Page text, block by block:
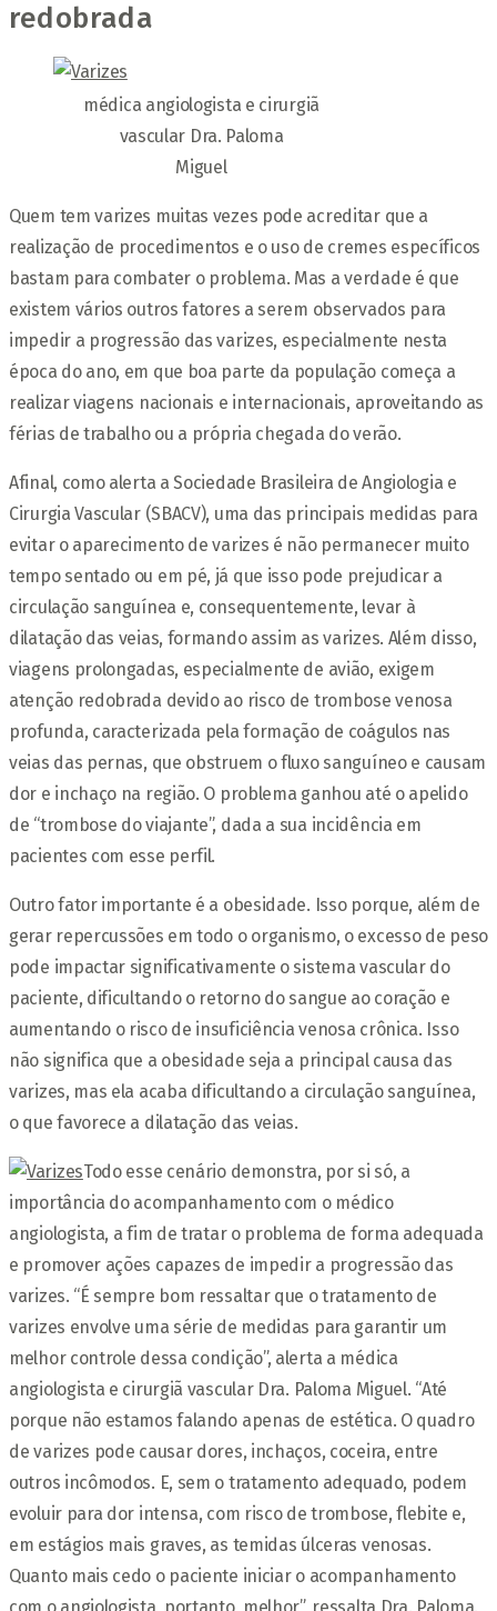
redobrada
médica angiologista e cirurgiã
vascular Dra. Paloma
Miguel
Quem tem varizes muitas vezes pode acreditar que a
realização de procedimentos e o uso de cremes específicos
bastam para combater o problema. Mas a verdade é que
existem vários outros fatores a serem observados para
impedir a progressão das varizes, especialmente nesta
época do ano, em que boa parte da população começa a
realizar viagens nacionais e internacionais, aproveitando as
férias de trabalho ou a própria chegada do verão.
Afinal, como alerta a Sociedade Brasileira de Angiologia e
Cirurgia Vascular (SBACV), uma das principais medidas para
evitar o aparecimento de varizes é não permanecer muito
tempo sentado ou em pé, já que isso pode prejudicar a
circulação sanguínea e, consequentemente, levar à
dilatação das veias, formando assim as varizes. Além disso,
viagens prolongadas, especialmente de avião, exigem
atenção redobrada devido ao risco de trombose venosa
profunda, caracterizada pela formação de coágulos nas
veias das pernas, que obstruem o fluxo sanguíneo e causam
dor e inchaço na região. O problema ganhou até o apelido
de “trombose do viajante”, dada a sua incidência em
pacientes com esse perfil.
Outro fator importante é a obesidade. Isso porque, além de
gerar repercussões em todo o organismo, o excesso de peso
pode impactar significativamente o sistema vascular do
paciente, dificultando o retorno do sangue ao coração e
aumentando o risco de insuficiência venosa crônica. Isso
não significa que a obesidade seja a principal causa das
varizes, mas ela acaba dificultando a circulação sanguínea,
o que favorece a dilatação das veias.
Todo esse cenário demonstra, por si só, a
importância do acompanhamento com o médico
angiologista, a fim de tratar o problema de forma adequada
e promover ações capazes de impedir a progressão das
varizes. “É sempre bom ressaltar que o tratamento de
varizes envolve uma série de medidas para garantir um
melhor controle dessa condição”, alerta a médica
angiologista e cirurgiã vascular Dra. Paloma Miguel. “Até
porque não estamos falando apenas de estética. O quadro
de varizes pode causar dores, inchaços, coceira, entre
outros incômodos. E, sem o tratamento adequado, podem
evoluir para dor intensa, com risco de trombose, flebite e,
em estágios mais graves, as temidas úlceras venosas.
Quanto mais cedo o paciente iniciar o acompanhamento